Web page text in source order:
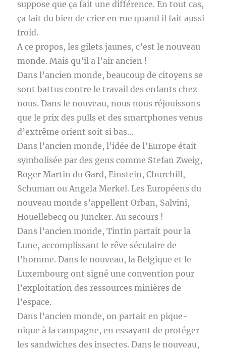
suppose que ça fait une différence. En tout cas,
ça fait du bien de crier en rue quand il fait aussi
froid.
A ce propos, les gilets jaunes, c’est le nouveau
monde. Mais qu’il a l’air ancien !
Dans l’ancien monde, beaucoup de citoyens se
sont battus contre le travail des enfants chez
nous. Dans le nouveau, nous nous réjouissons
que le prix des pulls et des smartphones venus
d’extrême orient soit si bas…
Dans l’ancien monde, l’idée de l’Europe était
symbolisée par des gens comme Stefan Zweig,
Roger Martin du Gard, Einstein, Churchill,
Schuman ou Angela Merkel. Les Européens du
nouveau monde s’appellent Orban, Salvini,
Houellebecq ou Juncker. Au secours !
Dans l’ancien monde, Tintin partait pour la
Lune, accomplissant le rêve séculaire de
l’homme. Dans le nouveau, la Belgique et le
Luxembourg ont signé une convention pour
l’exploitation des ressources minières de
l’espace.
Dans l’ancien monde, on partait en pique-
nique à la campagne, en essayant de protéger
les sandwiches des insectes. Dans le nouveau,